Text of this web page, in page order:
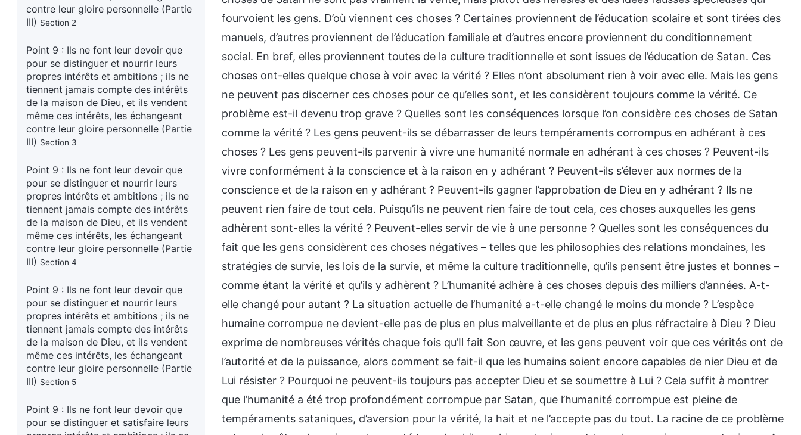
contre leur gloire personnelle (Partie
III) Section 2
Point 9 : Ils ne font leur devoir que
pour se distinguer et nourrir leurs
propres intérêts et ambitions ; ils ne
tiennent jamais compte des intérêts
de la maison de Dieu, et ils vendent
même ces intérêts, les échangeant
contre leur gloire personnelle (Partie
III) Section 3
Point 9 : Ils ne font leur devoir que
pour se distinguer et nourrir leurs
propres intérêts et ambitions ; ils ne
tiennent jamais compte des intérêts
de la maison de Dieu, et ils vendent
même ces intérêts, les échangeant
contre leur gloire personnelle (Partie
III) Section 4
Point 9 : Ils ne font leur devoir que
pour se distinguer et nourrir leurs
propres intérêts et ambitions ; ils ne
tiennent jamais compte des intérêts
de la maison de Dieu, et ils vendent
même ces intérêts, les échangeant
contre leur gloire personnelle (Partie
III) Section 5
Point 9 : Ils ne font leur devoir que
pour se distinguer et satisfaire leurs